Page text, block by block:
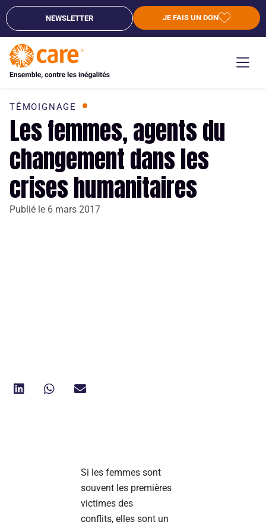
NEWSLETTER JE FAIS UN DON
TÉMOIGNAGE
Les femmes, agents du
changement dans les
crises humanitaires
Publié le 6 mars 2017
Si les femmes sont
souvent les premières
victimes des
conflits, elles sont un